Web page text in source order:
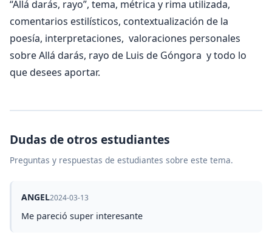
“Allá darás, rayo”, tema, métrica y rima utilizada,
comentarios estilísticos, contextualización de la
poesía, interpretaciones, valoraciones personales
sobre Allá darás, rayo de Luis de Góngora y todo lo
que desees aportar.
Dudas de otros estudiantes
Preguntas y respuestas de estudiantes sobre este tema.
ANGEL2024-03-13
Me pareció super interesante